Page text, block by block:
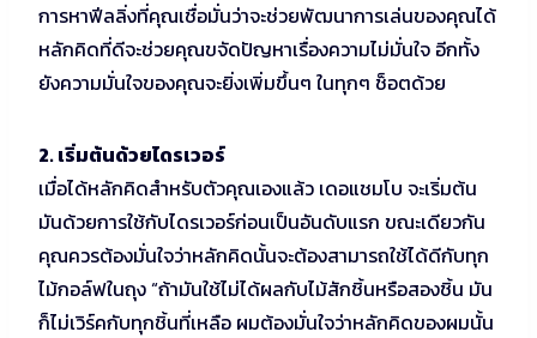
การหาฟีลลิ่งที่คุณเชื่อมั่นว่าจะช่วยพัฒนาการเล่นของคุณได้
หลักคิดที่ดีจะช่วยคุณขจัดปัญหาเรื่องความไม่มั่นใจ อีกทั้ง
ยังความมั่นใจของคุณจะยิ่งเพิ่มขึ้นๆ ในทุกๆ ช็อตด้วย
2. เริ่มต้นด้วยไดรเวอร์
เมื่อได้หลักคิดสำหรับตัวคุณเองแล้ว เดอแชมโบ จะเริ่มต้น
มันด้วยการใช้กับไดรเวอร์ก่อนเป็นอันดับแรก ขณะเดียวกัน
คุณควรต้องมั่นใจว่าหลักคิดนั้นจะต้องสามารถใช้ได้ดีกับทุก
ไม้กอล์ฟในถุง “ถ้ามันใช้ไม่ได้ผลกับไม้สักชิ้นหรือสองชิ้น มัน
ก็ไม่เวิร์คกับทุกชิ้นที่เหลือ ผมต้องมั่นใจว่าหลักคิดของผมนั้น